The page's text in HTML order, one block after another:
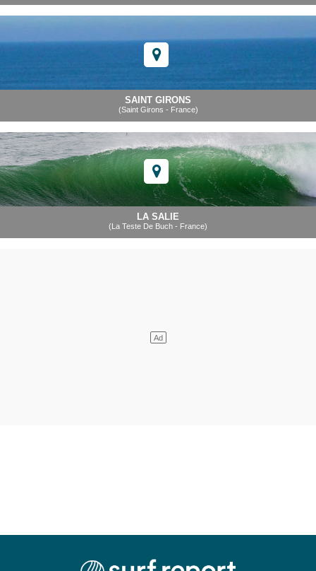
SAINT GIRONS
(Saint Girons - France)
LA SALIE
(La Teste De Buch - France)